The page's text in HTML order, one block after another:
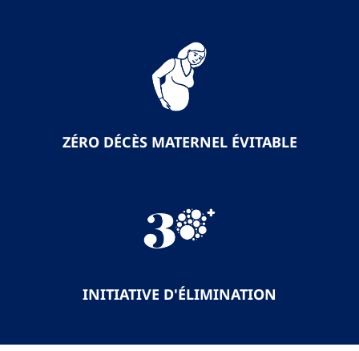
ZÉRO DÉCÈS MATERNEL ÉVITABLE
INITIATIVE D'ÉLIMINATION